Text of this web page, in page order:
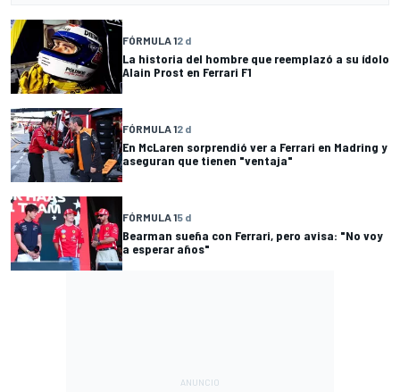
FÓRMULA 12 d
La historia del hombre que reemplazó a su ídolo
Alain Prost en Ferrari F1
FÓRMULA 12 d
En McLaren sorprendió ver a Ferrari en Madring y
aseguran que tienen "ventaja"
FÓRMULA 15 d
Bearman sueña con Ferrari, pero avisa: "No voy
a esperar años"